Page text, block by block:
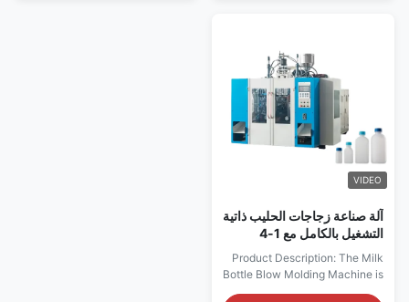
machine incorporates ...
VIDEO
آلة صناعة زجاجات الحليب ذاتية
التشغيل بالكامل مع 1-4
تجاويف وحجم القالب
500x550 مم
Product Description: The Milk
Bottle Blow Molding Machine is